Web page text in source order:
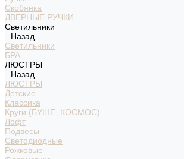
Скобянка
ДВЕРНЫЕ РУЧКИ
Светильники
Назад
Светильники
БРА
ЛЮСТРЫ
Назад
ЛЮСТРЫ
Детские
Классика
Круги (БУШЕ, КОСМОС)
Лофт
Подвесы
Светодиодные
Рожковые